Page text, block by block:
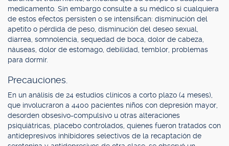
medicamento. Sin embargo consulte a su médico si cualquiera
de estos efectos persisten o se intensifican: disminución del
apetito o pérdida de peso, disminución del deseo sexual,
diarrea, somnolencia, sequedad de boca, dolor de cabeza,
náuseas, dolor de estomago, debilidad, temblor, problemas
para dormir.
Precauciones.
En un análisis de 24 estudios clínicos a corto plazo (4 meses),
que involucraron a 4400 pacientes niños con depresión mayor,
desorden obsesivo-compulsivo u otras alteraciones
psiquiátricas, placebo controlados, quienes fueron tratados con
antidepresivos inhibidores selectivos de la recaptación de